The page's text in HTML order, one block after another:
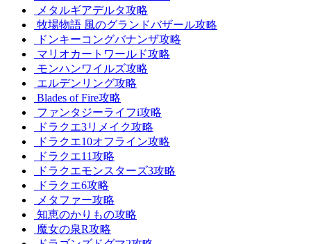
メタルギアデルタ攻略
牧場物語 風のグランドバザール攻略
ドンキーコングバナンザ攻略
マリオカートワールド攻略
モンハンワイルズ攻略
エルデンリング攻略
Blades of Fire攻略
ファンタジーライフi攻略
ドラクエ3リメイク攻略
ドラクエ10オフライン攻略
ドラクエ11攻略
ドラクエモンスターズ3攻略
ドラクエ6攻略
メタファー攻略
知恵のかりもの攻略
魔女の泉R攻略